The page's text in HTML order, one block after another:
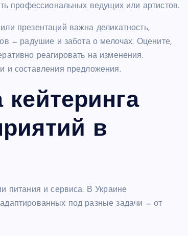
профессиональных ведущих или артистов.
презентаций важна деликатность,
— радушие и забота о мелочах. Оцените,
реагировать на изменения.
и составления предложения.
в
питания и сервиса. В Украине
под разные задачи — от